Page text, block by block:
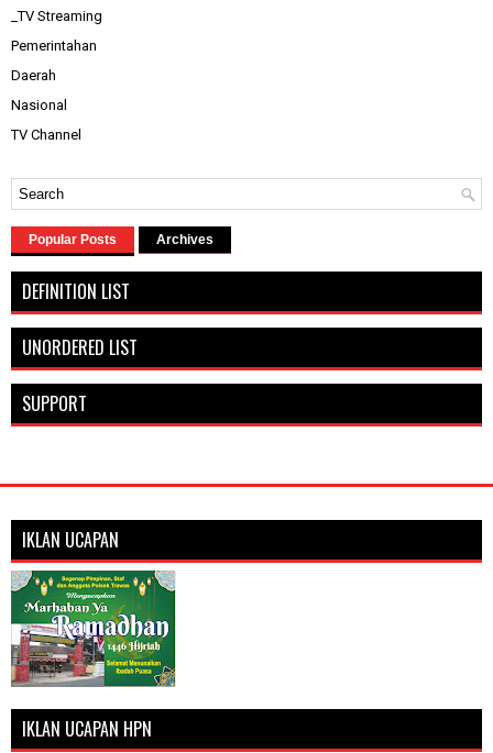
_TV Streaming
Pemerintahan
Daerah
Nasional
TV Channel
Popular Posts Archives
DEFINITION LIST
UNORDERED LIST
SUPPORT
IKLAN UCAPAN
IKLAN UCAPAN HPN